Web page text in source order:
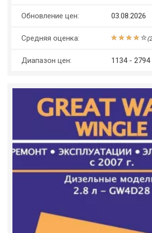
Обновление цен: 03.08.2026
Средняя оценка: (2
Диапазон цен: 1134 - 2794